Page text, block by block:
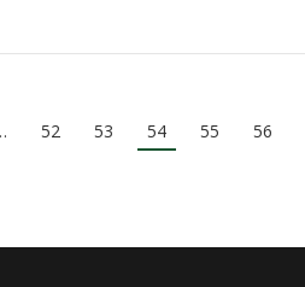
52 53 54 55 56